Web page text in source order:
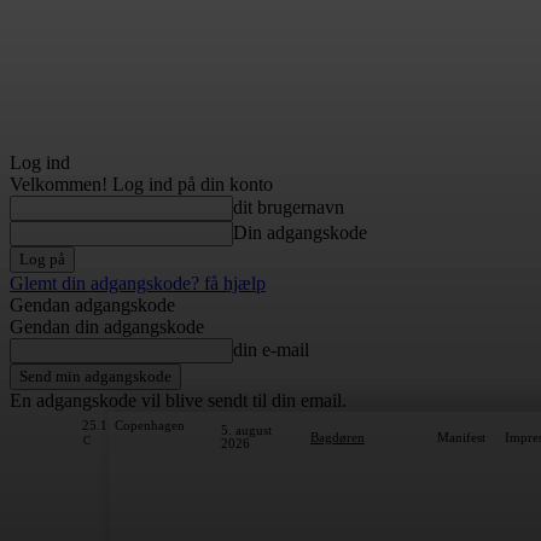
Log ind
Velkommen! Log ind på din konto
dit brugernavn
Din adgangskode
Glemt din adgangskode? få hjælp
Gendan adgangskode
Gendan din adgangskode
din e-mail
En adgangskode vil blive sendt til din email.
25.1
C
Copenhagen
5. august
2026
Bagdøren Manifest